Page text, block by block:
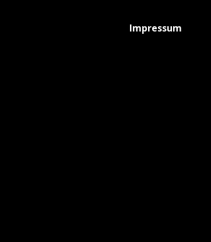
Impressum